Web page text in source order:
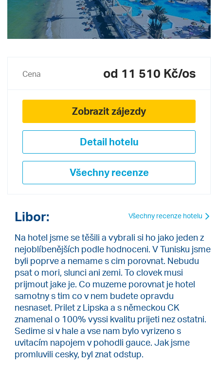
Cena od 11 510 Kč/os
Zobrazit zájezdy
Detail hotelu
Všechny recenze
Všechny recenze hotelu
Libor:
Na hotel jsme se těšili a vybrali si ho jako jeden z
nejoblíbenějších podle hodnoceni. V Tunisku jsme
byli poprve a nemame s cim porovnat. Nebudu
psat o mori, slunci ani zemi. To clovek musi
prijmout jake je. Co muzeme porovnat je hotel
samotny s tim co v nem budete opravdu
nesnaset. Prilet z Lipska a s německou CK
znamenal o 100% vyssi kvalitu prijeti nez ostatni.
Sedime si v hale a vse nam bylo vyrizeno s
uvitacím napojem v pohodli gauce. Jak jsme
promluvili cesky, byl znat odstup.